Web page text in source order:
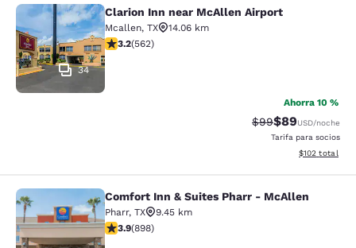
Clarion Inn near McAllen Airport
34
Clarion Inn near McAllen Airport
Mcallen, TX
14.06 km
calificación de 3.23 estrellas. Bueno. 562 reseñas
3.2(562)
Ahorra 10 %
Precio tachado:
$99Precio con
$89USD/noche
Tarifa para socios
Ver detalles
$102 total
Comfort Inn & Suites Pharr -
Comfort Inn & Suites Pharr - McAllen
Pharr, TX
9.45 km
calificación de 3.92 estrellas. Bueno. 898 reseñas
3.9(898)